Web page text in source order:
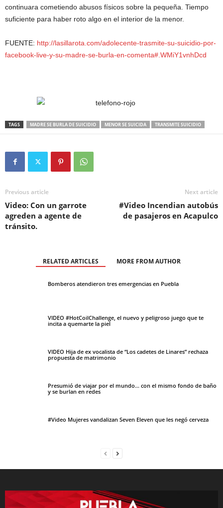
continuara cometiendo abusos físicos sobre la pequeña. Tiempo
suficiente para haber roto algo en el interior de la menor.
FUENTE: http://lasillarota.com/adolecente-trasmite-su-suicidio-por-
facebook-live-y-su-madre-se-burla-en-comenta#.WMiY1vnhDcd
TAGS MADRE SE BURLA DE SUICIDIO MENOR SE SUICIDA TRANSMITE SUICIDIO
Previous article
Video: Con un garrote
agreden a agente de
tránsito.
Next article
#Video Incendian autobús
de pasajeros en Acapulco
RELATED ARTICLES MORE FROM AUTHOR
Bomberos atendieron tres emergencias en Puebla
VIDEO #HotCoilChallenge, el nuevo y peligroso juego que te
incita a quemarte la piel
VIDEO Hija de ex vocalista de “Los cadetes de Linares” rechaza
propuesta de matrimonio
Presumió de viajar por el mundo… con el mismo fondo de baño
y se burlan en redes
#Video Mujeres vandalizan Seven Eleven que les negó cerveza